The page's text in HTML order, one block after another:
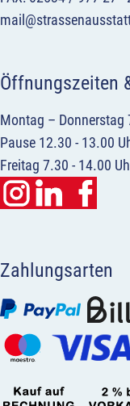
Öffnungszeiten
Montag – Donnerstag
Pause 12.30 - 13.00
Freitag 7.30 - 14.00
Zahlungsarten